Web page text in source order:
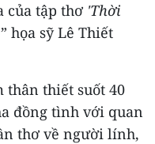
của tập thơ 'Thời
họa sỹ Lê Thiết
thân thiết suốt 40
đồng tình với quan
thơ về người lính,